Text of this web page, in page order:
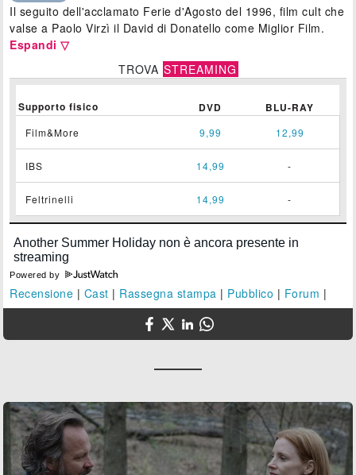
Il seguito dell'acclamato Ferie d'Agosto del 1996, film cult che
valse a Paolo Virzì il David di Donatello come Miglior Film.
Espandi ▽
TROVA STREAMING
Supporto fisico DVD BLU-RAY
Film&More 9,99 12,99
IBS 14,99 -
Feltrinelli 14,99 -
Powered by
Recensione | Cast | Rassegna stampa | Pubblico | Forum |